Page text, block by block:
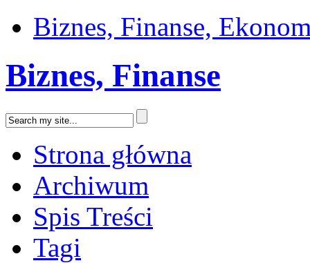
Biznes, Finanse,
Biznes, Finanse
Strona główna
Archiwum
Spis Treści
Tagi